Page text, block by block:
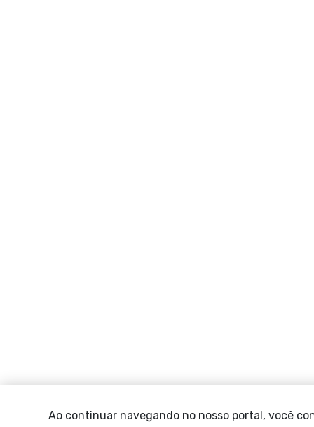
Ao continuar navegando no nosso portal, você